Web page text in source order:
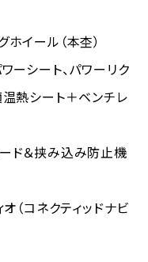
イール（本杢）
ーシート、パワーリク
温熱シート＋ベンチレ
ド＆挟み込み防止機
（コネクティッドナビ